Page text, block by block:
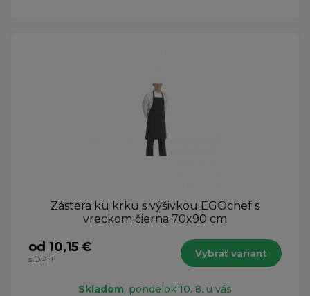
Zástera ku krku s výšivkou EGOchef s
vreckom čierna 70x90 cm
od 10,15 €
s DPH
Vybrať variant
Skladom, pondelok 10. 8. u vás